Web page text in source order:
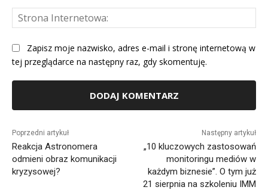
Zapisz moje nazwisko, adres e-mail i stronę internetową w
tej przeglądarce na następny raz, gdy skomentuję.
Poprzedni artykuł
Reakcja Astronomera
odmieni obraz komunikacji
kryzysowej?
Następny artykuł
„10 kluczowych zastosowań
monitoringu mediów w
każdym biznesie”. O tym już
21 sierpnia na szkoleniu IMM